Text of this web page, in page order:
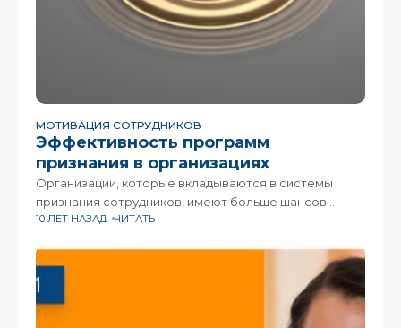
МОТИВАЦИЯ СОТРУДНИКОВ
Эффективность программ
признания в организациях
Организации, которые вкладываются в системы
признания сотрудников, имеют больше шансов
получить ощутимый рост финансовых результатов.
SHRM/Globoforce, часть HR специалистов ставит под
сомнение точность старых методов
10 ЛЕТ НАЗАД ЧИТАТЬ